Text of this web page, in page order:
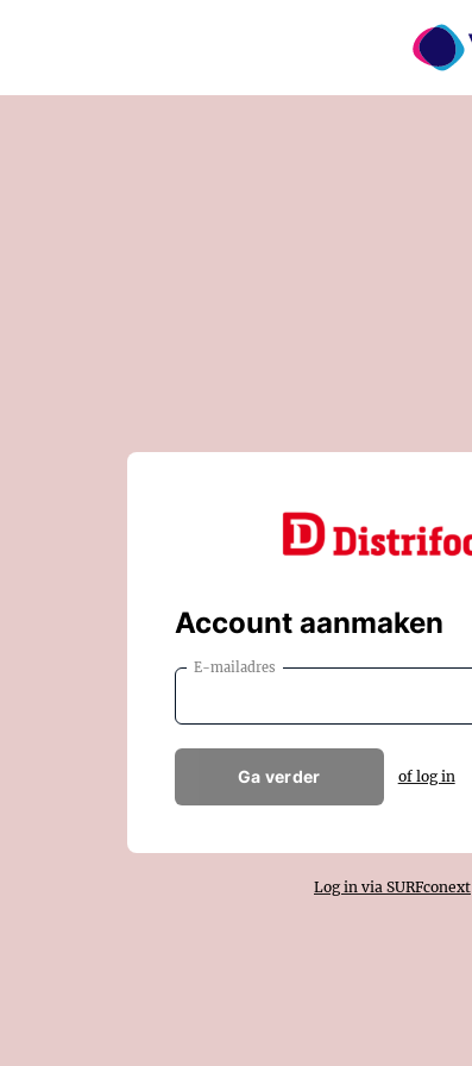
Account aanmaken
E-mailadres
Ga verder of log in
Log in via SURFconext